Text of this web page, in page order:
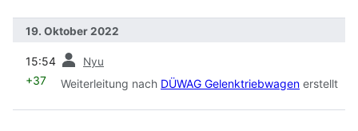
19. Oktober 2022
15:54 Nyu
+37 Weiterleitung nach DÜWAG Gelenktriebwagen erstellt